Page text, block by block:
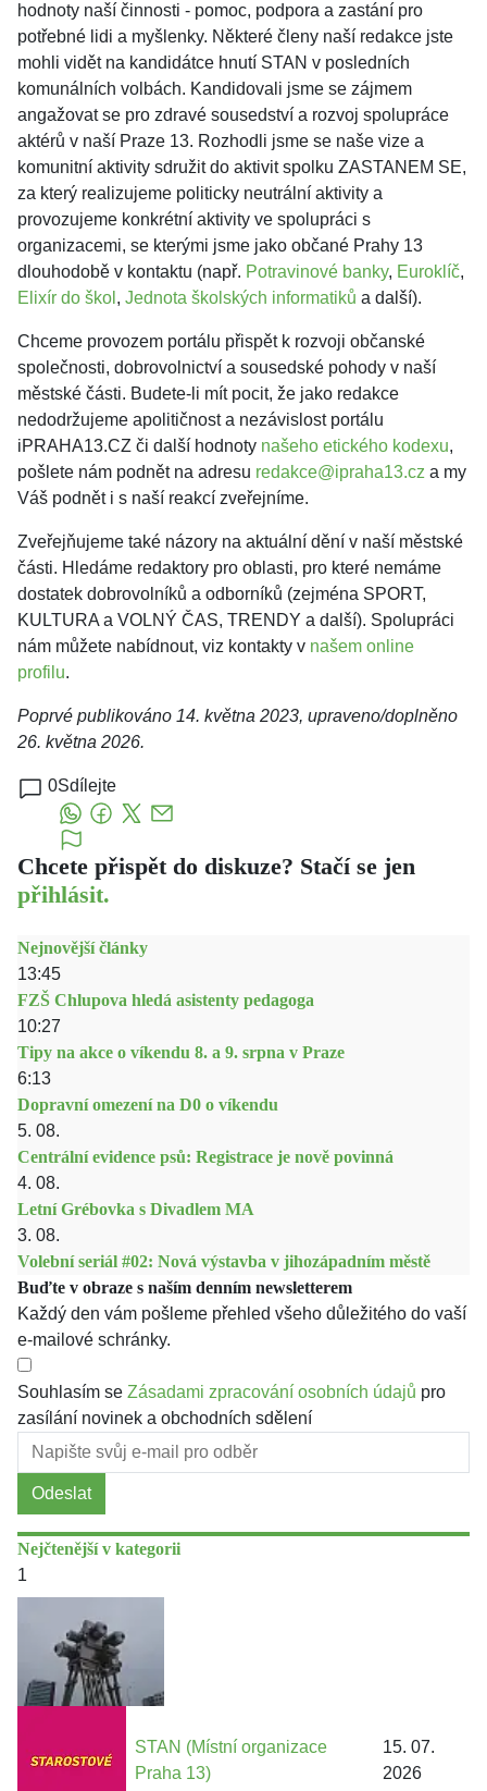
hodnoty naší činnosti - pomoc, podpora a zastání pro
potřebné lidi a myšlenky. Některé členy naší redakce jste
mohli vidět na kandidátce hnutí STAN v posledních
komunálních volbách. Kandidovali jsme se zájmem
angažovat se pro zdravé sousedství a rozvoj spolupráce
aktérů v naší Praze 13. Rozhodli jsme se naše vize a
komunitní aktivity sdružit do aktivit spolku ZASTANEM SE,
za který realizujeme politicky neutrální aktivity a
provozujeme konkrétní aktivity ve spolupráci s
organizacemi, se kterými jsme jako občané Prahy 13
dlouhodobě v kontaktu (např. Potravinové banky, Euroklíč,
Elixír do škol , Jednota školských informatiků a další).
Chceme provozem portálu přispět k rozvoji občanské
společnosti, dobrovolnictví a sousedské pohody v naší
městské části. Budete-li mít pocit, že jako redakce
nedodržujeme apolitičnost a nezávislost portálu
iPRAHA13.CZ či další hodnoty našeho etického kodexu,
pošlete nám podnět na adresu redakce@ipraha13.cz a my
Váš podnět i s naší reakcí zveřejníme.
Zveřejňujeme také názory na aktuální dění v naší městské
části. Hledáme redaktory pro oblasti, pro které nemáme
dostatek dobrovolníků a odborníků (zejména SPORT,
KULTURA a VOLNÝ ČAS, TRENDY a další). Spolupráci
nám můžete nabídnout, viz kontakty v našem online
profilu.
Poprvé publikováno 14. května 2023, upraveno/doplněno
26. května 2026.
0Sdílejte
Chcete přispět do diskuze? Stačí se jen
přihlásit.
Nejnovější články
13:45
FZŠ Chlupova hledá asistenty pedagoga
10:27
Tipy na akce o víkendu 8. a 9. srpna v Praze
6:13
Dopravní omezení na D0 o víkendu
5. 08.
Centrální evidence psů: Registrace je nově povinná
4. 08.
Letní Grébovka s Divadlem MA
3. 08.
Volební seriál #02: Nová výstavba v jihozápadním městě
Buďte v obraze s naším denním newsletterem
Každý den vám pošleme přehled všeho důležitého do vaší
e-mailové schránky.
Souhlasím se Zásadami zpracování osobních údajů pro
zasílání novinek a obchodních sdělení
Odeslat
Nejčtenější v kategorii
1
STAN (Místní organizace
Praha 13)
15. 07.
2026